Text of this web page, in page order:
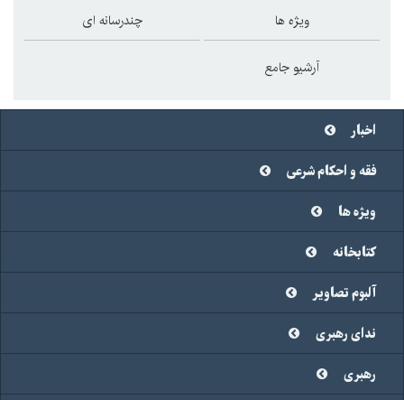
ویژه ها چندرسانه ای
آرشیو جامع
اخبار
فقه و احکام شرعی
ویژه ها
کتابخانه
آلبوم تصاویر
ندای رهبری
رهبری